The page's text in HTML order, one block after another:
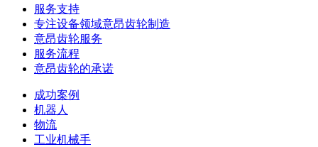
服务支持
专注设备领域意昂齿轮制造
意昂齿轮服务
服务流程
意昂齿轮的承诺
成功案例
机器人
物流
工业机械手